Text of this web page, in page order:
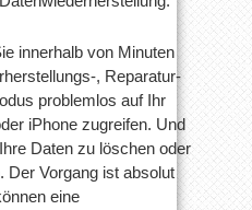
innerhalb von Minuten
, Reparatur-
problemlos auf Ihr
iPhone zugreifen. Und
Daten zu löschen oder
Der Vorgang ist absolut
eine